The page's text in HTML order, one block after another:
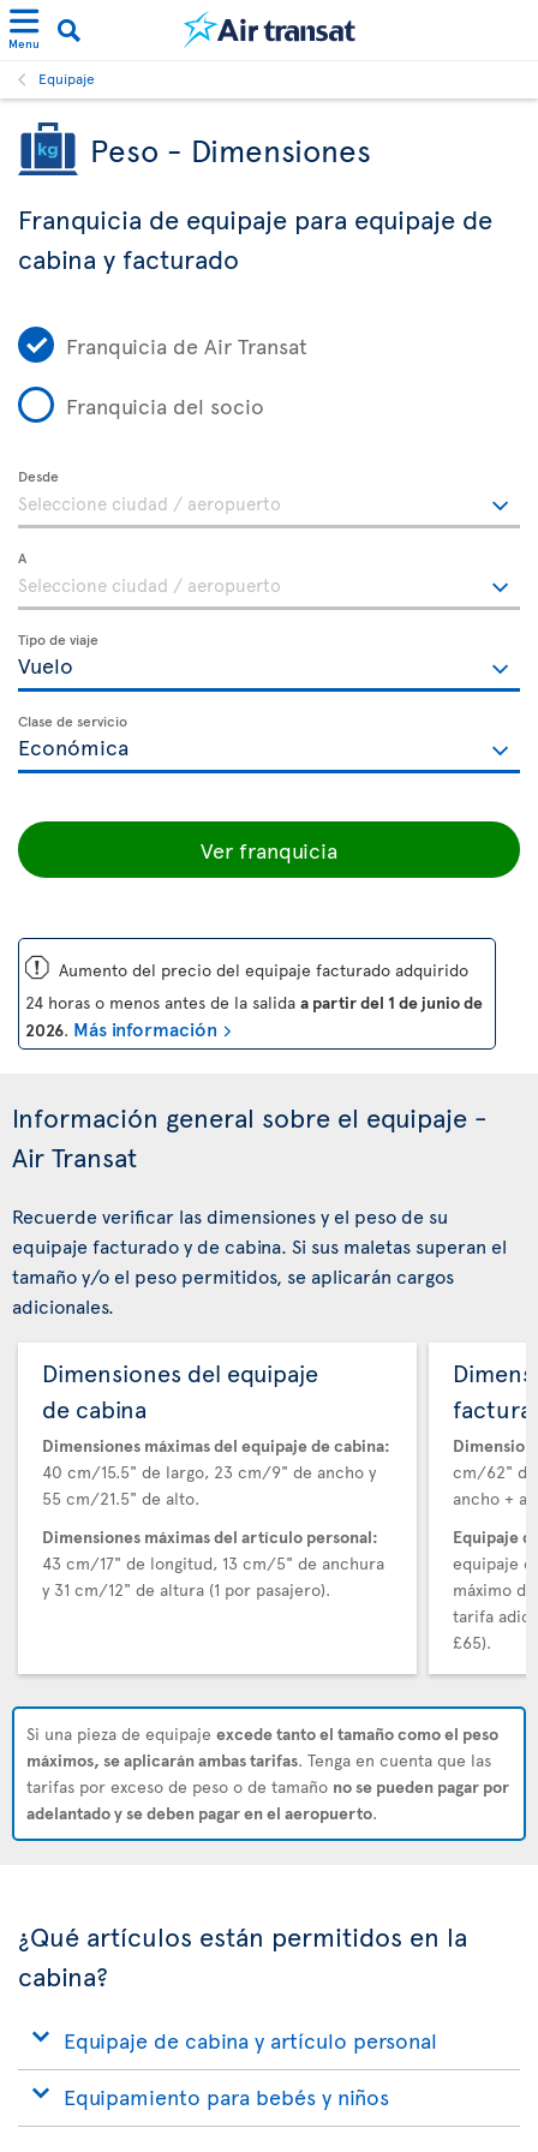
Menu
Equipaje
Peso - Dimensiones
Franquicia de equipaje para equipaje de
cabina y facturado
Franquicia de Air Transat
Franquicia del socio
Desde
A
Tipo de viaje
Clase de servicio
Ver franquicia
ü Aumento del precio del equipaje facturado adquirido
24 horas o menos antes de la salida a partir del 1 de junio de
2026. Más información
Información general sobre el equipaje -
Air Transat
Recuerde verificar las dimensiones y el peso de su
equipaje facturado y de cabina. Si sus maletas superan el
tamaño y/o el peso permitidos, se aplicarán cargos
adicionales.
Dimensiones del equipaje
de cabina
Dimensiones máximas del equipaje de cabina:
40 cm/15.5" de largo, 23 cm/9" de ancho y
55 cm/21.5" de alto.
Dimensiones máximas del artículo personal:
43 cm/17" de longitud, 13 cm/5" de anchura
y 31 cm/12" de altura (1 por pasajero).
cm/62" de
ancho +
Equipaje
equipaje
máximo
tarifa
£65).
Si una pieza de equipaje excede tanto el tamaño como el peso
máximos, se aplicarán ambas tarifas. Tenga en cuenta que las
tarifas por exceso de peso o de tamaño no se pueden pagar por
adelantado y se deben pagar en el aeropuerto.
¿Qué artículos están permitidos en la
cabina?
Equipaje de cabina y artículo personal
Equipamiento para bebés y niños